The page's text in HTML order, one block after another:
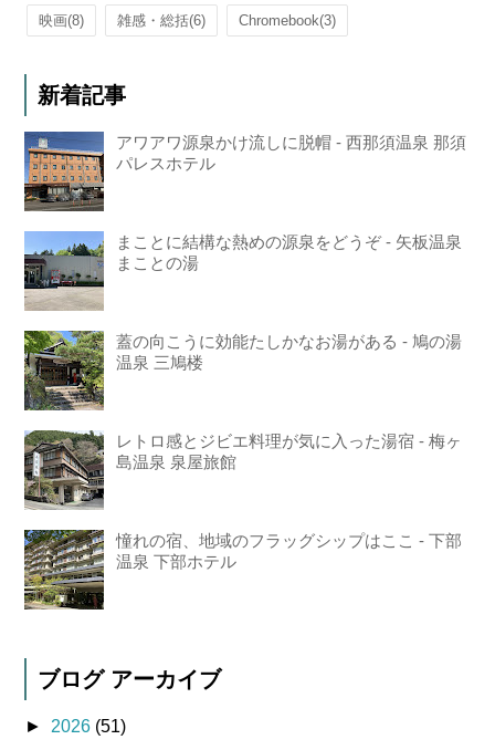
映画(8) 雑感・総括(6) Chromebook(3)
新着記事
アワアワ源泉かけ流しに脱帽 - 西那須温泉 那須
パレスホテル
まことに結構な熱めの源泉をどうぞ - 矢板温泉
まことの湯
蓋の向こうに効能たしかなお湯がある - 鳩の湯
温泉 三鳩楼
レトロ感とジビエ料理が気に入った湯宿 - 梅ヶ
島温泉 泉屋旅館
憧れの宿、地域のフラッグシップはここ - 下部
温泉 下部ホテル
ブログ アーカイブ
► 2026 (51)